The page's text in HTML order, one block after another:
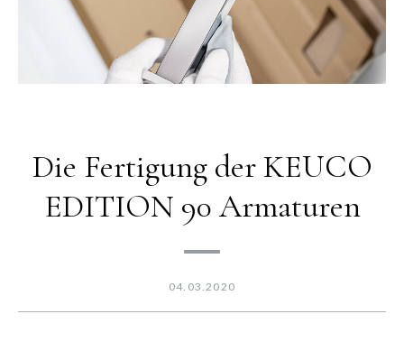
Die Fertigung der KEUCO
EDITION 90 Armaturen
04.03.2020